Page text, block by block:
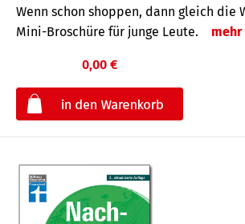
Wenn schon shoppen, dann gleich die
Mini-Broschüre für junge Leute.
mehr
0,00 €